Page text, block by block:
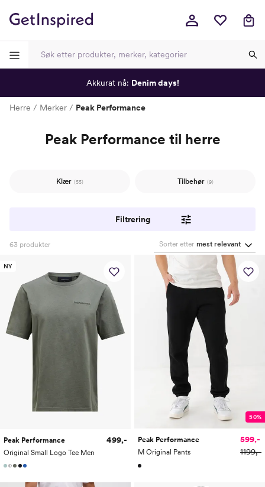
Herre Merker Peak Performance
Peak Performance til herre
Klær (55) Tilbehør (9)
Filtrering
63 produkter Sorter etter mest relevant
NY
Peak Performance
Original Small Logo Tee Men
499,-
50%
Peak Performance
M Original Pants
599,-
1199,-
Akkurat nå: Denim days!
----